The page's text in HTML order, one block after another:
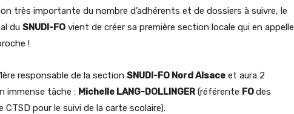
très importante du nombre d’adhérents et de dossiers à suivre, le
du SNUDI-FO vient de créer sa première section locale qui en appelle
!
responsable de la section SNUDI-FO Nord Alsace et aura 2
immense tâche : Michelle LANG-DOLLINGER (référente FOdes
CTSD pour le suivi de la carte scolaire).